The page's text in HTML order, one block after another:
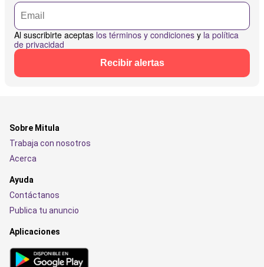
Al suscribirte aceptas los términos y condiciones y la política
de privacidad
Recibir alertas
Sobre Mitula
Trabaja con nosotros
Acerca
Ayuda
Contáctanos
Publica tu anuncio
Aplicaciones